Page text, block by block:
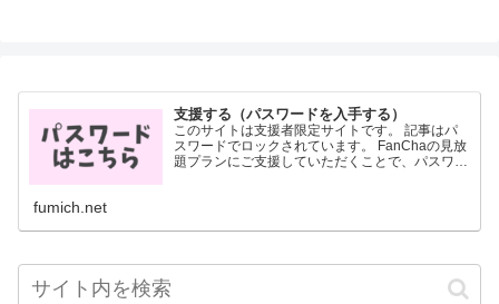
支援する（パスワードを入手する）
このサイトは支援者限定サイトです。 記事はパ
スワードでロックされています。 FanChaの見放
題プランにご支援していただくことで、パスワー
fumich.net